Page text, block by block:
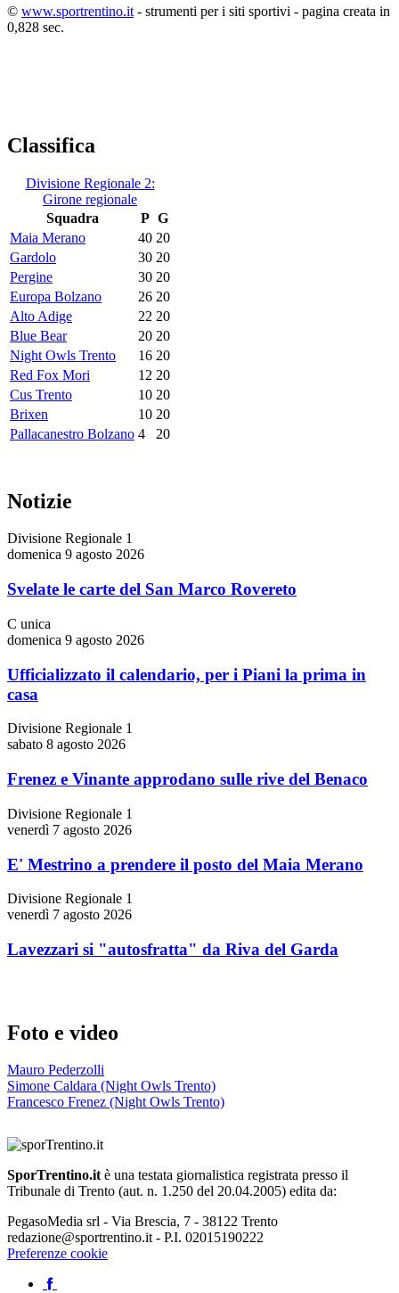
© www.sportrentino.it - strumenti per i siti sportivi - pagina creata in
0,828 sec.
Classifica
Divisione Regionale 2:
Girone regionale
Squadra
P G
Maia Merano
40 20
Gardolo
30 20
Pergine
30 20
Europa Bolzano
26 20
Alto Adige
22 20
Blue Bear
20 20
Night Owls Trento
16 20
Red Fox Mori
12 20
Cus Trento
10 20
Brixen
10 20
Pallacanestro Bolzano 4 20
Notizie
Divisione Regionale 1
domenica 9 agosto 2026
Svelate le carte del San Marco Rovereto
C unica
domenica 9 agosto 2026
Ufficializzato il calendario, per i Piani la prima in
casa
Divisione Regionale 1
sabato 8 agosto 2026
Frenez e Vinante approdano sulle rive del Benaco
Divisione Regionale 1
venerdì 7 agosto 2026
E' Mestrino a prendere il posto del Maia Merano
Divisione Regionale 1
venerdì 7 agosto 2026
Lavezzari si "autosfratta" da Riva del Garda
Foto e video
Mauro Pederzolli
Simone Caldara (Night Owls Trento)
Francesco Frenez (Night Owls Trento)
SporTrentino.itè una testata giornalistica registrata presso il
Tribunale di Trento (aut. n. 1.250 del 20.04.2005) edita da:
PegasoMedia srl - Via Brescia, 7 - 38122 Trento
redazione@sportrentino.it - P.I. 02015190222
Preferenze cookie